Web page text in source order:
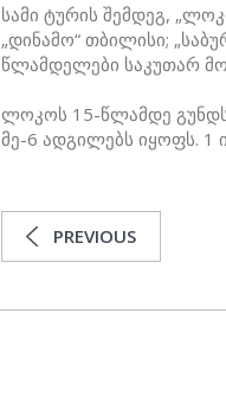
სამი ტურის შემდეგ,
„დინამო“ თბილისი;
წლამდელები საკუთარ
ლოკოს 15-წლამდე გუნდს
მე-6 ადგილებს იყოფს. 1
PREVIOUS